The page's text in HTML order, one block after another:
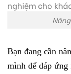
Bạn đang cần
mình để đáp